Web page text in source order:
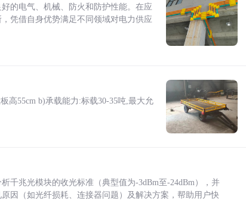
的电气、机械、防火和防护性能。在应
凭借自身优势满足不同领域对电力供应
高55cm b)承载能力:标载30-35吨,最大允
千兆光模块的收光标准（典型值为-3dBm至-24dBm），并
因（如光纤损耗、连接器问题）及解决方案，帮助用户快